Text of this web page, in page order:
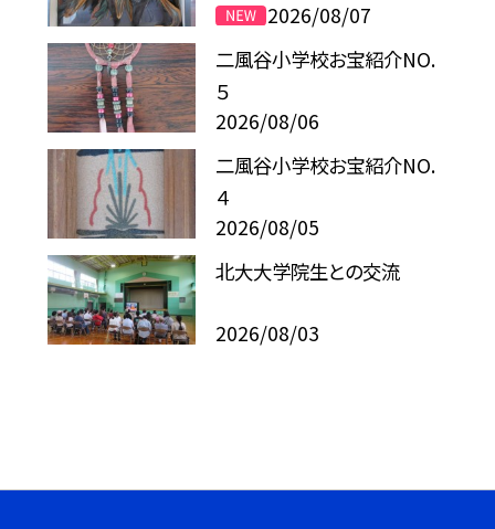
2026/08/07
二風谷小学校お宝紹介NO.
５
2026/08/06
二風谷小学校お宝紹介NO.
４
2026/08/05
北大大学院生との交流
2026/08/03